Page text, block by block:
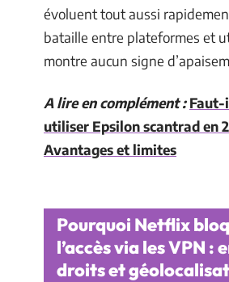
évoluent tout aussi
bataille entre plateformes et
montre aucun signe
A lire en complément : Faut-
utiliser Epsilon scantrad en
Avantages et limites
Pourquoi Netflix
l’accès via les VPN :
droits et